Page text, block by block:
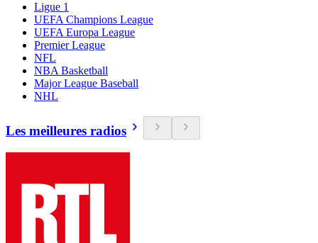
Ligue 1
UEFA Champions League
UEFA Europa League
Premier League
NFL
NBA Basketball
Major League Baseball
NHL
Les meilleures radios